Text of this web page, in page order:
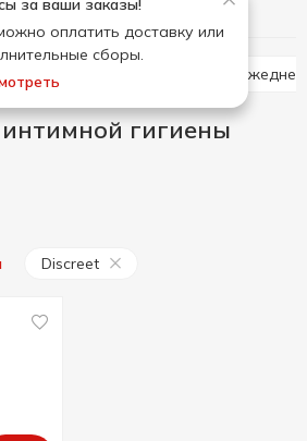
за ваши заказы!
оплатить доставку или
сборы.
гигиены
Discreet